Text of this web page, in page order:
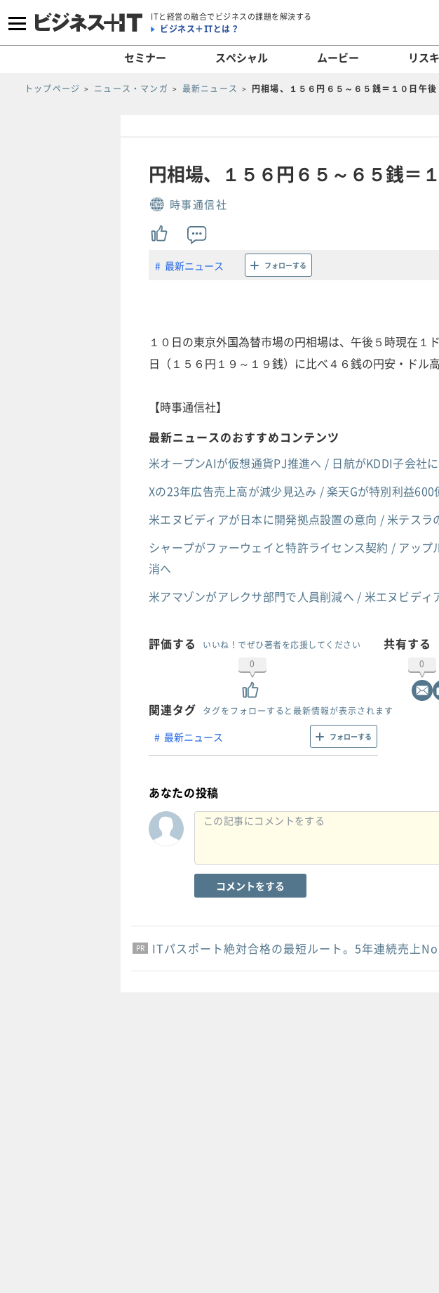
ITと経営の融合でビジネスの課題を解決する
ビジネス＋ITとは？
セミナー スペシャル ムービー リス
トップページ ニュース・マンガ 最新ニュース 円相場、１５６円６５～６５銭＝１０日午
円相場、１５６円６５～６５銭＝
時事通信社
最新ニュース フォローする
１０日の東京外国為替市場の円相場は、午後５時現在１
日（１５６円１９～１９銭）に比べ４６銭の円安・ドル高
【時事通信社】
最新ニュースのおすすめコンテンツ
米オープンAIが仮想通貨PJ推進へ / 日航がKDDI子会社
Xの23年広告売上高が減少見込み / 楽天Gが特別利益600
米エヌビディアが日本に開発拠点設置の意向 / 米テス
シャープがファーウェイと特許ライセンス契約 / アッ
消へ
米アマゾンがアレクサ部門で人員削減へ / 米エヌビデ
評価する
いいね！でぜひ著者を応援してください
0
共有する
0
関連タグ タグをフォローすると最新情報が表示されます
最新ニュース フォローする
あなたの投稿
コメントをする
PR
PR
PR ITパスポート絶対合格の最短ルート。5年連続売上